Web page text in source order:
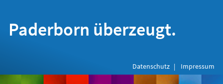
Paderborn überzeugt.
Datenschutz Impressum